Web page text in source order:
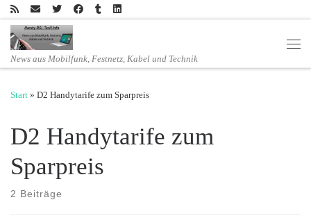
Zum Inhalt springen
News aus Mobilfunk, Festnetz, Kabel und Technik
Start » D2 Handytarife zum Sparpreis
D2 Handytarife zum
Sparpreis
2 Beiträge